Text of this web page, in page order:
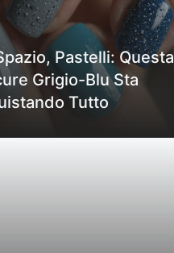
Pastelli: Questa
Grigio-Blu Sta
Tutto